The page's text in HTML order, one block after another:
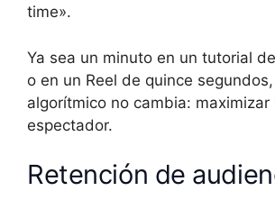
time».
Ya sea un minuto en un tutorial
o en un Reel de quince
algorítmico no cambia: maximizar
espectador.
Retención de